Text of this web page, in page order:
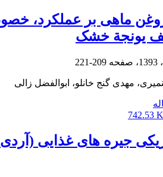
ماهی بر عملکرد،
یونجة خشک
209-221
مهدی گنج خانلو، ابوالفضل زالی
742.53 K
جیره های غذایی